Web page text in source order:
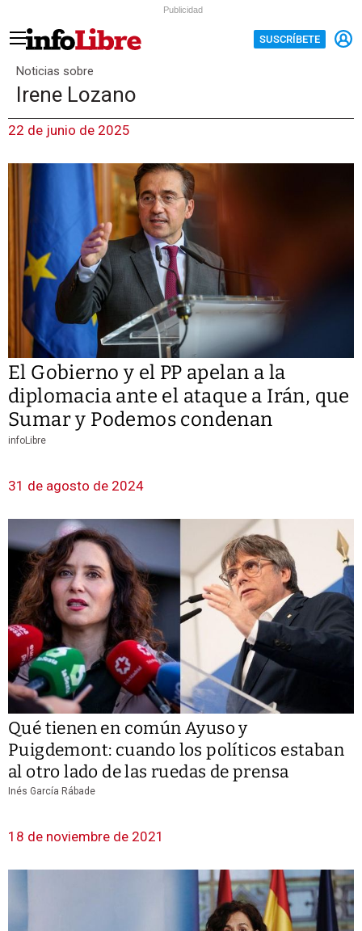
Publicidad
SUSCRÍBETE
Noticias sobre
Irene Lozano
22 de junio de 2025
El Gobierno y el PP apelan a la
diplomacia ante el ataque a Irán, que
Sumar y Podemos condenan
infoLibre
31 de agosto de 2024
Qué tienen en común Ayuso y
Puigdemont: cuando los políticos estaban
al otro lado de las ruedas de prensa
Inés García Rábade
18 de noviembre de 2021